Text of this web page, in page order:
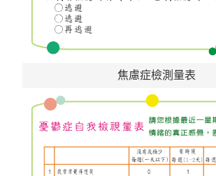
焦慮症檢測量表